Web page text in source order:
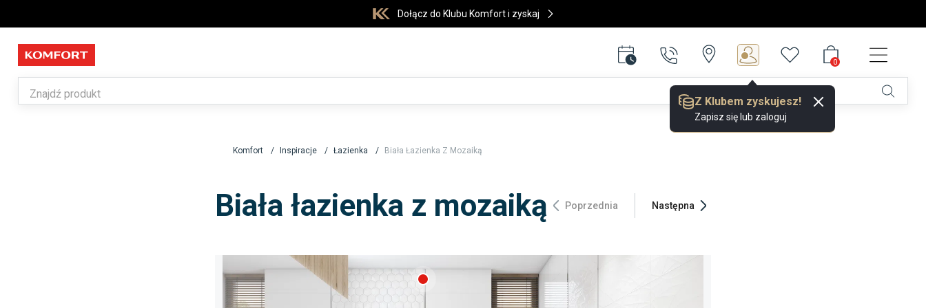
Dołącz do Klubu Komfort i zyskaj
Z Klubem zyskujesz!
Zapisz się lub zaloguj
0
Komfort Inspiracje Łazienka Biała Łazienka Z Mozaiką
Biała łazienka z mozaiką Poprzednia Następna